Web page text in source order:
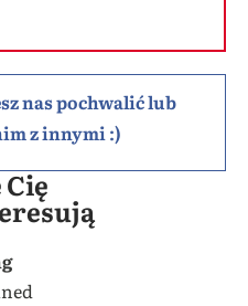
nas pochwalić lub
z innymi :)